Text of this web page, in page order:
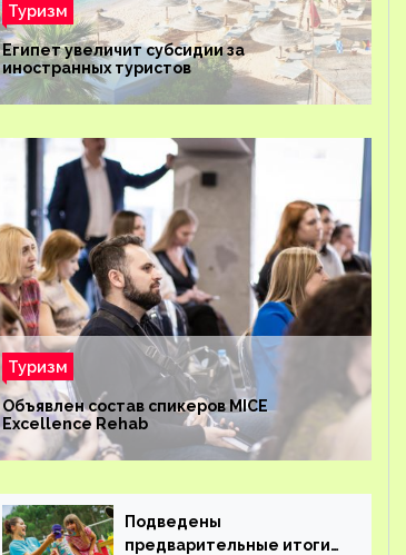
Туризм
Египет увеличит субсидии за
иностранных туристов
Туризм
Объявлен состав спикеров MICE
Excellence Rehab
Подведены
предварительные итоги